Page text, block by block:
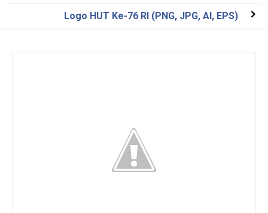
Logo HUT Ke-76 RI (PNG, JPG, AI, EPS)